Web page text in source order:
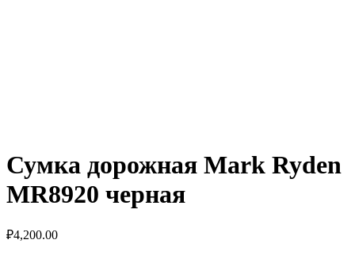
Сумка дорожная Mark Ryden
MR8920 черная
₽4,200.00